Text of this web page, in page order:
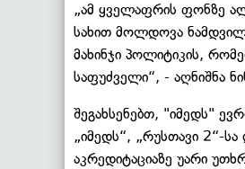
„ამ ყველაფრის ფონზე
სახით მოლდოვა
მახინჯი პოლიტიკის,
საფუძველი“, - აღნიშნა
შეგახსენებთ, "იმედს"
„იმედს“, „რუსთავი 2“-
აკრედიტაციაზე უარი